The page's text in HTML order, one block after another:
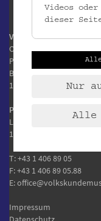
Volkskundemuseum
Otto Wagner Areal
Pavillon 1
Baumgartner Höhe 1
1140 Wien
Postanschrift:
Laudongasse 15-19
1080 Wien
T:+43 1 406 89 05
F: +43 1 406 89 05.88
E:
Impressum
Videos oder
dieser
Nur
Alle